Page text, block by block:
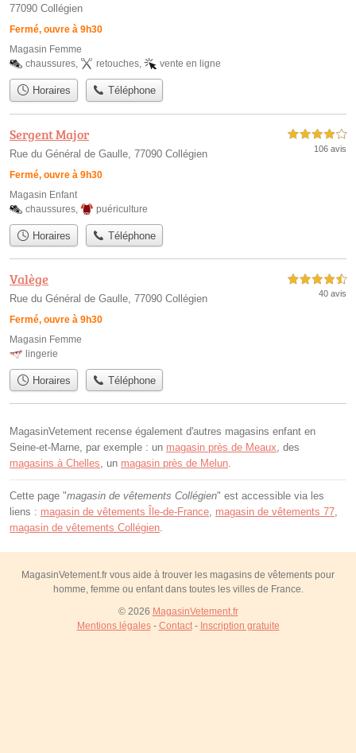
77090 Collégien
Fermé, ouvre à 9h30
Magasin Femme
chaussures, retouches, vente en ligne
Horaires Téléphone
Sergent Major
Rue du Général de Gaulle, 77090 Collégien
Fermé, ouvre à 9h30
4,0 étoiles sur 5
106 avis
Magasin Enfant
chaussures
puériculture
Horaires Téléphone
Valège
Rue du Général de Gaulle, 77090 Collégien
Fermé, ouvre à 9h30
4,5 étoiles sur 5
40 avis
Magasin Femme
lingerie
Horaires Téléphone
MagasinVetement recense également d'autres magasins enfant en
Seine-et-Marne, par exemple : un magasin près de Meaux, des
magasins à Chelles, un magasin près de Melun.
Cette page "magasin de vêtements Collégien" est accessible via les
liens : magasin de vêtements Île-de-France, magasin de vêtements 77,
magasin de vêtements Collégien.
MagasinVetement.fr vous aide à trouver les magasins de vêtements pour
homme, femme ou enfant dans toutes les villes de France.
© 2026 MagasinVetement.fr
Mentions légales- Contact- Inscription gratuite